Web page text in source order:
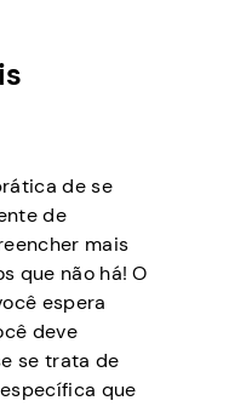
de se
de
mais
que não há! O
espera
deve
se trata de
que